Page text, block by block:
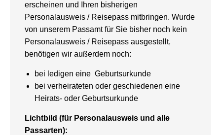
erscheinen und Ihren bisherigen
Personalausweis / Reisepass mitbringen. Wurde
von unserem Passamt für Sie bisher noch kein
Personalausweis / Reisepass ausgestellt,
benötigen wir außerdem noch:
bei ledigen eine Geburtsurkunde
bei verheirateten oder geschiedenen eine
Heirats- oder Geburtsurkunde
Lichtbild (für Personalausweis und alle
Passarten):